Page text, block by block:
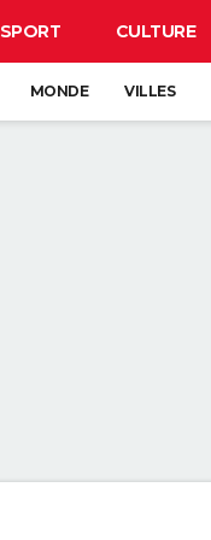
SPORT CULTURE
MONDE VILLES